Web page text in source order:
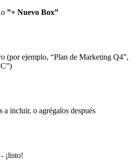
o ”+ Nuevo Box”
(por ejemplo, “Plan de Marketing Q4”,
a incluir, o agrégalos después
- ¡listo!